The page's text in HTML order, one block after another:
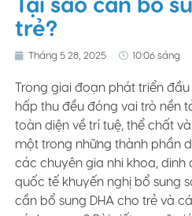
trẻ?
Tháng 5 28, 2025 10:06 sáng
Trong giai đoạn phát triển
hấp thu đều đóng vai trò nền
toàn diện về trí tuệ, thể chất
một trong những thành phần
các chuyên gia nhi khoa,
quốc tế khuyến nghị bổ sung
cần bổ sung DHA cho trẻ và